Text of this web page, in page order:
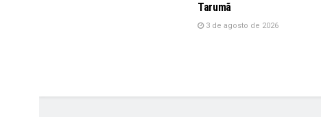
Tarumã
3 de agosto de 2026